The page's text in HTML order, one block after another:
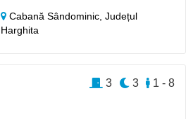
Cabană Sândominic,Județul
Harghita
1 - 8
3
3